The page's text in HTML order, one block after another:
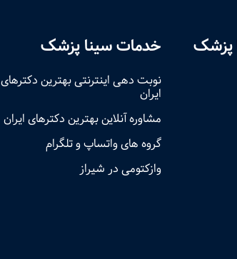
پزشک خدمات سینا پزشک
نوبت‌ دهی اینترنتی بهترین دکترهای
ایران
مشاوره آنلاین بهترین دکترهای ایران
گروه های واتساپ و تلگرام
وازکتومی در شیراز